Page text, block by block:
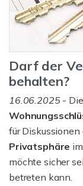
Darf der
behalten?
16.06.2025- Die
für
Privatsphäre
möchte sicher
betreten kann.